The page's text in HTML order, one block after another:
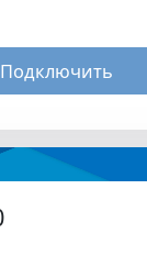
Подключить